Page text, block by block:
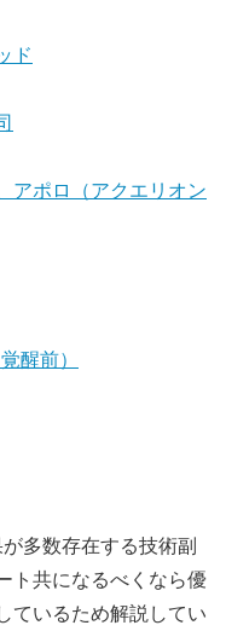
ド
アポロ（アクエリオン
醒前）
多数存在する技術副
ト共になるべくなら優
ているため解説してい